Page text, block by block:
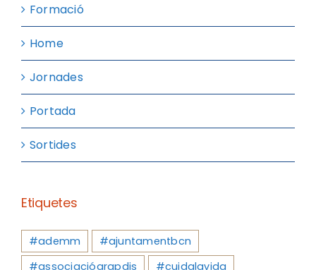
Formació
Home
Jornades
Portada
Sortides
Etiquetes
#ademm
#ajuntamentbcn
#associacióarapdis
#cuidalavida